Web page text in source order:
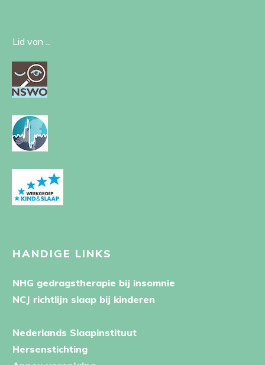
Lid van ...
HANDIGE LINKS
NHG gedragstherapie bij insomnie
NCJ richtlijn slaap bij kinderen
Nederlands Slaapinstituut
Hersenstichting